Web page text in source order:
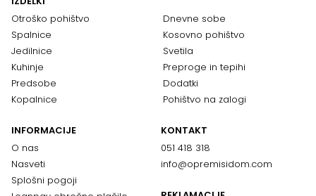
Otroško pohištvo
Spalnice
Jedilnice
Kuhinje
Predsobe
Kopalnice
Dnevne sobe
Kosovno pohištvo
Svetila
Preproge in tepihi
Dodatki
Pohištvo na zalogi
INFORMACIJE
O nas
Nasveti
Splošni pogoji
KONTAKT
051 418 318
info@opremisidom.com